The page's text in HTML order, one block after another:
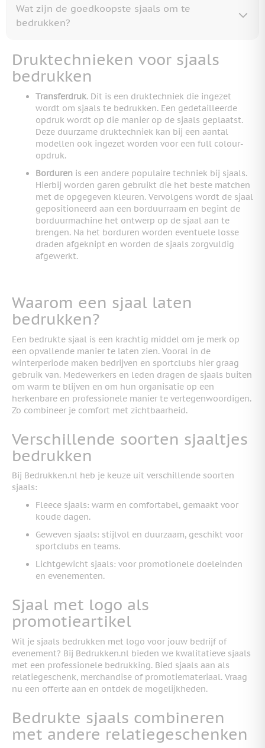
Druktechnieken voor sjaals
bedrukken
Transferdruk. Dit is een druktechniek die ingezet
wordt om sjaals te bedrukken. Een gedetailleerde
opdruk wordt op die manier op de sjaals geplaatst.
Deze duurzame druktechniek kan bij een aantal
modellen ook ingezet worden voor een full colour-
opdruk.
Borduren is een andere populaire techniek bij sjaals.
Hierbij worden garen gebruikt die het beste matchen
met de opgegeven kleuren. Vervolgens wordt de sjaal
gepositioneerd aan een borduurraam en begint de
borduurmachine het ontwerp op de sjaal aan te
brengen. Na het borduren worden eventuele losse
draden afgeknipt en worden de sjaals zorgvuldig
afgewerkt.
Waarom een sjaal laten
bedrukken?
Een bedrukte sjaal is een krachtig middel om je merk op
een opvallende manier te laten zien. Vooral in de
winterperiode maken bedrijven en sportclubs hier graag
gebruik van. Medewerkers en leden dragen de sjaals buiten
om warm te blijven en om hun organisatie op een
herkenbare en professionele manier te vertegenwoordigen.
Zo combineer je comfort met zichtbaarheid.
Verschillende soorten sjaaltjes
bedrukken
Bij Bedrukken.nl heb je keuze uit verschillende soorten
sjaals:
Fleece sjaals: warm en comfortabel, gemaakt voor
koude dagen.
Geweven sjaals: stijlvol en duurzaam, geschikt voor
sportclubs en teams.
Lichtgewicht sjaals: voor promotionele doeleinden
en evenementen.
Sjaal met logo als
promotieartikel
Wil je sjaals bedrukken met logo voor jouw bedrijf of
evenement? Bij Bedrukken.nl bieden we kwalitatieve sjaals
met een professionele bedrukking. Bied sjaals aan als
relatiegeschenk, merchandise of promotiemateriaal. Vraag
nu een offerte aan en ontdek de mogelijkheden.
Bedrukte sjaals combineren
met andere relatiegeschenken
Wat zijn de goedkoopste sjaals om te
bedrukken?